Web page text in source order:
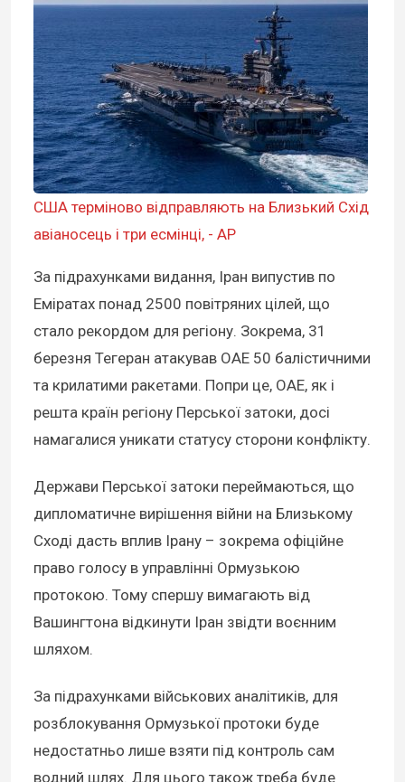
США терміново відправляють на Близький Схід
авіаносець і три есмінці, - АР
За підрахунками видання, Іран випустив по
Еміратах понад 2500 повітряних цілей, що
стало рекордом для регіону. Зокрема, 31
березня Тегеран атакував ОАЕ 50 балістичними
та крилатими ракетами. Попри це, ОАЕ, як і
решта країн регіону Перської затоки, досі
намагалися уникати статусу сторони конфлікту.
Держави Перської затоки переймаються, що
дипломатичне вирішення війни на Близькому
Сході дасть вплив Ірану – зокрема офіційне
право голосу в управлінні Ормузькою
протокою. Тому спершу вимагають від
Вашингтона відкинути Іран звідти воєнним
шляхом.
За підрахунками військових аналітиків, для
розблокування Ормузької протоки буде
недостатньо лише взяти під контроль сам
водний шлях. Для цього також треба буде